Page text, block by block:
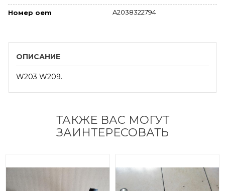
Номер oem A2038322794
ОПИСАНИЕ
W203 W209.
ТАКЖЕ ВАС МОГУТ
ЗАИНТЕРЕСОВАТЬ